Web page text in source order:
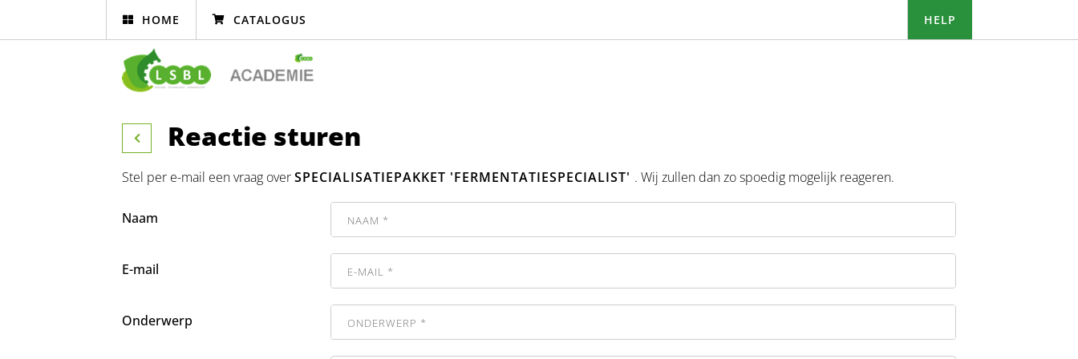
HOME CATALOGUS HELP
Reactie sturen
Stel per e-mail een vraag overSPECIALISATIEPAKKET 'FERMENTATIESPECIALIST' . Wij zullen dan zo spoedig mogelijk reageren.
Naam
E-mail
Onderwerp